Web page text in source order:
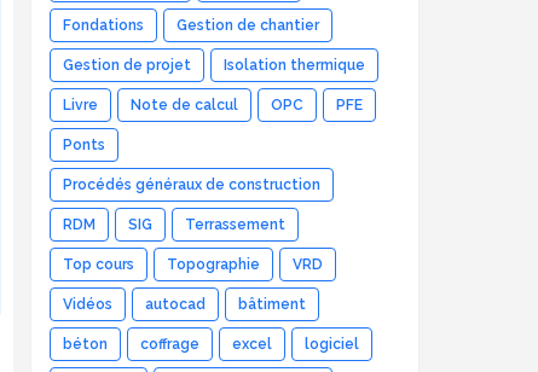
Fondations Gestion de chantier
Gestion de projet Isolation thermique
Livre Note de calcul OPC PFE
Ponts
Procédés généraux de construction
RDM SIG Terrassement
Top cours Topographie VRD
Vidéos autocad bâtiment
béton coffrage excel logiciel